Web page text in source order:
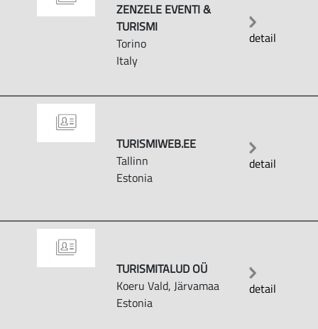
ZENZELE EVENTI &
TURISMI
Torino
Italy
detail
TURISMIWEB.EE
Tallinn
Estonia
detail
TURISMITALUD OÜ
Koeru Vald, Järvamaa
Estonia
detail